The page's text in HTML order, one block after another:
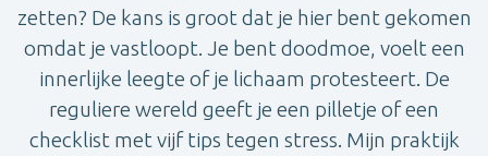
zetten? De kans is groot dat je hier bent gekomen
omdat je vastloopt. Je bent doodmoe, voelt een
innerlijke leegte of je lichaam protesteert. De
reguliere wereld geeft je een pilletje of een
checklist met vijf tips tegen stress. Mijn praktijk